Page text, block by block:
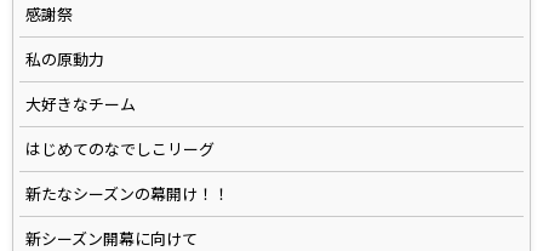
感謝祭
私の原動力
大好きなチーム
はじめてのなでしこリーグ
新たなシーズンの幕開け！！
新シーズン開幕に向けて